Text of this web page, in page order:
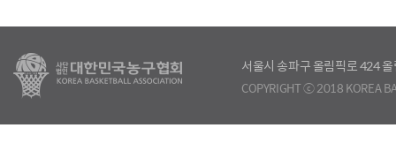
서울시 송파구 올림픽로 424
COPYRIGHT ⓒ 2018 KOREA